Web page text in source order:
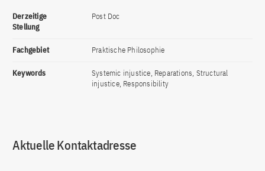
Derzeitige
Stellung
Post Doc
Fachgebiet Praktische Philosophie
Keywords
Systemic injustice, Reparations, Structural
injustice, Responsibility
Aktuelle Kontaktadresse